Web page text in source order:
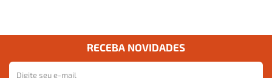
RECEBA NOVIDADES